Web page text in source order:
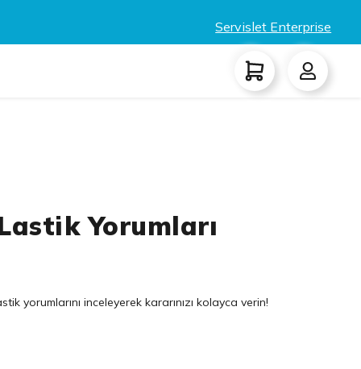
Servislet Enterprise
Yorumları
yorumlarını inceleyerek kararınızı kolayca verin!